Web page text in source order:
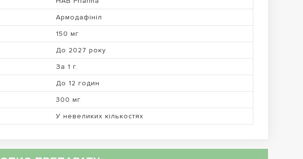
Армодафініл
150 мг
До 2027 року
За 1 г.
До 12 годин
300 мг
У невеликих кількостях